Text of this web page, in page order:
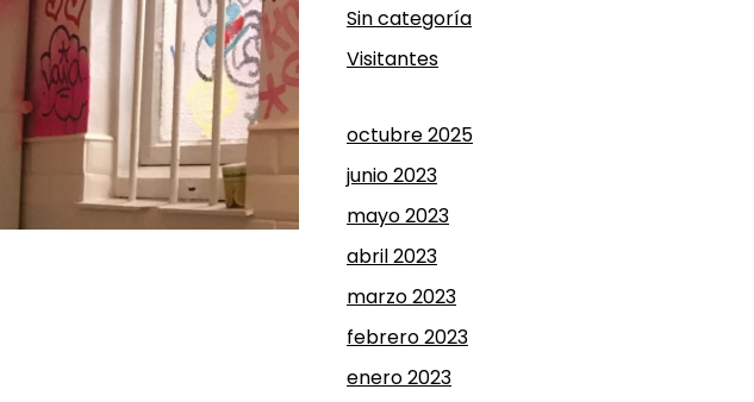
Sin categoría
Visitantes
octubre 2025
junio 2023
mayo 2023
abril 2023
marzo 2023
febrero 2023
enero 2023